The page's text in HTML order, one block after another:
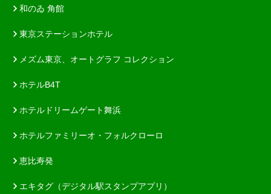
和のゐ 角館
東京ステーションホテル
メズム東京、オートグラフ コレクション
ホテルB4T
ホテルドリームゲート舞浜
ホテルファミリーオ・フォルクローロ
恵比寿発
エキタグ（デジタル駅スタンプアプリ）